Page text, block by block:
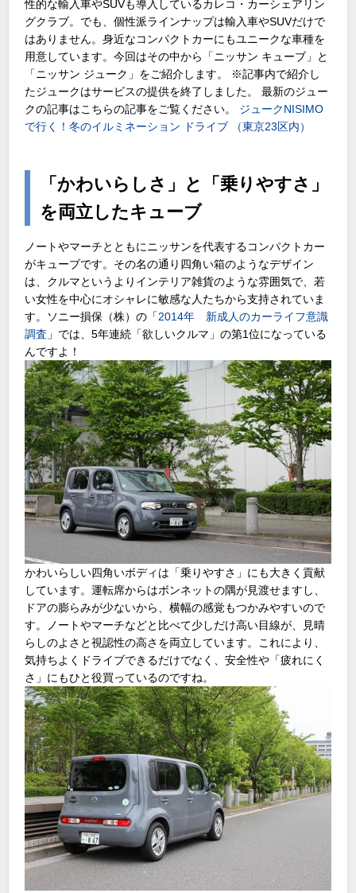
性的な輸入車やSUVも導入しているカレコ・カーシェアリン
グクラブ。でも、個性派ラインナップは輸入車やSUVだけで
はありません。身近なコンパクトカーにもユニークな車種を
用意しています。今回はその中から「ニッサン キューブ」と
「ニッサン ジューク」をご紹介します。 ※記事内で紹介し
たジュークはサービスの提供を終了しました。 最新のジュー
クの記事はこちらの記事をご覧ください。 ジュークNISIMO
で行く！冬のイルミネーション ドライブ （東京23区内）
「かわいらしさ」と「乗りやすさ」
を両立したキューブ
ノートやマーチとともにニッサンを代表するコンパクトカー
がキューブです。その名の通り四角い箱のようなデザイン
は、クルマというよりインテリア雑貨のような雰囲気で、若
い女性を中心にオシャレに敏感な人たちから支持されていま
す。ソニー損保（株）の「2014年 新成人のカーライフ意識
調査 」では、5年連続「欲しいクルマ」の第1位になっている
んですよ！
かわいらしい四角いボディは「乗りやすさ」にも大きく貢献
しています。運転席からはボンネットの隅が見渡せますし、
ドアの膨らみが少ないから、横幅の感覚もつかみやすいので
す。ノートやマーチなどと比べて少しだけ高い目線が、見晴
らしのよさと視認性の高さを両立しています。これにより、
気持ちよくドライブできるだけでなく、安全性や「疲れにく
さ」にもひと役買っているのですね。